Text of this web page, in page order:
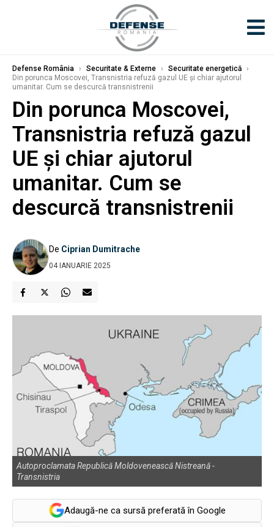
Defense România › Securitate & Externe › Securitate energetică ›
Din porunca Moscovei, Transnistria refuză gazul UE și chiar ajutorul
umanitar. Cum se descurcă transnistrenii
Din porunca Moscovei,
Transnistria refuză gazul
UE și chiar ajutorul
umanitar. Cum se
descurcă transnistrenii
De Ciprian Dumitrache
04 IANUARIE 2025
Autoproclamata Republică Moldovenească Nistreană -
Transnistria
Adaugă-ne ca sursă preferată în Google